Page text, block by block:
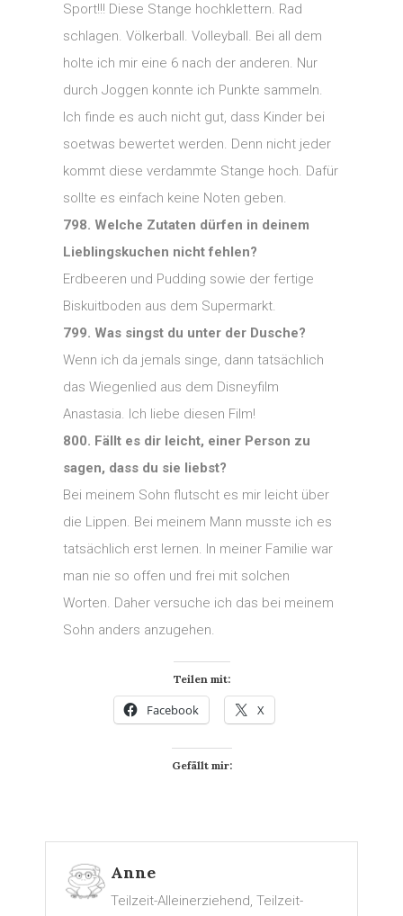
Sport!!! Diese Stange hochklettern. Rad
schlagen. Völkerball. Volleyball. Bei all dem
holte ich mir eine 6 nach der anderen. Nur
durch Joggen konnte ich Punkte sammeln.
Ich finde es auch nicht gut, dass Kinder bei
soetwas bewertet werden. Denn nicht jeder
kommt diese verdammte Stange hoch. Dafür
sollte es einfach keine Noten geben.
798. Welche Zutaten dürfen in deinem
Lieblingskuchen nicht fehlen?
Erdbeeren und Pudding sowie der fertige
Biskuitboden aus dem Supermarkt.
799. Was singst du unter der Dusche?
Wenn ich da jemals singe, dann tatsächlich
das Wiegenlied aus dem Disneyfilm
Anastasia. Ich liebe diesen Film!
800. Fällt es dir leicht, einer Person zu
sagen, dass du sie liebst?
Bei meinem Sohn flutscht es mir leicht über
die Lippen. Bei meinem Mann musste ich es
tatsächlich erst lernen. In meiner Familie war
man nie so offen und frei mit solchen
Worten. Daher versuche ich das bei meinem
Sohn anders anzugehen.
Teilen mit:
Facebook X
Gefällt mir:
Anne
Teilzeit-Alleinerziehend, Teilzeit-